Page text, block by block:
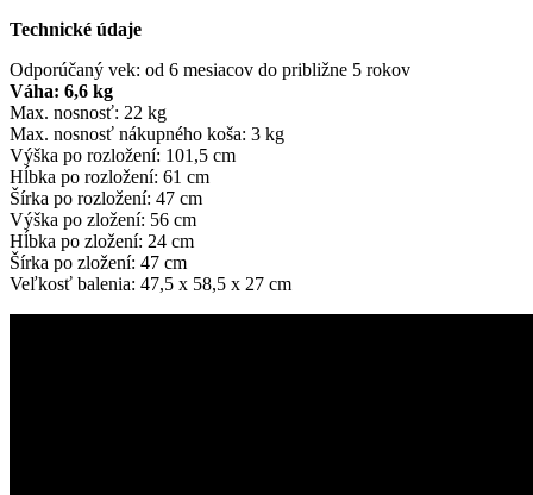
Technické údaje
Odporúčaný vek: od 6 mesiacov do približne 5 rokov
Váha: 6,6 kg
Max. nosnosť: 22 kg
Max. nosnosť nákupného koša: 3 kg
Výška po rozložení: 101,5 cm
Hĺbka po rozložení: 61 cm
Šírka po rozložení: 47 cm
Výška po zložení: 56 cm
Hĺbka po zložení: 24 cm
Šírka po zložení: 47 cm
Veľkosť balenia: 47,5 x 58,5 x 27 cm